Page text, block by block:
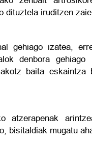
dituztela iruditzen
gehiago izatea,
denbora
baita eskaintza
atzerapenak
bisitaldiak mugatu